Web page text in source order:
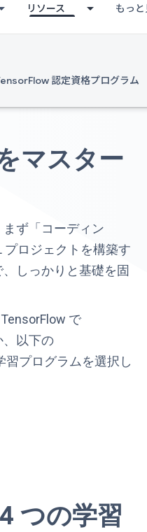
リソース もっと
認定資格プログラム
マスター
ず「コーディン
プロジェクトを構築す
、しっかりと基礎を固
で
、以下の
習プログラムを選択し
つの学習